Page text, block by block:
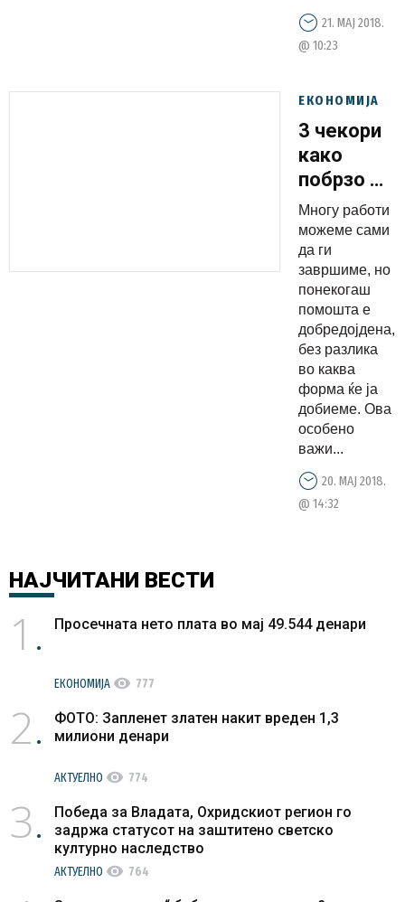
21. МАЈ 2018.
@ 10:23
ЕКОНОМИЈА
3 чекори
како
побрзо да
се
зближите
со вашите
нови
колеги
Многу работи
можеме сами
да ги
завршиме, но
понекогаш
помошта е
добредојдена,
без разлика
во каква
форма ќе ја
добиеме. Ова
особено
важи...
20. МАЈ 2018.
@ 14:32
НАЈЧИТАНИ ВЕСТИ
1 Просечната нето плата во мај 49.544 денари
ЕКОНОМИЈА visibility 777
2
ФОТО: Запленет златен накит вреден 1,3
милиони денари
АКТУЕЛНО visibility 774
3
Победа за Владата, Охридскиот регион го
задржа статусот на заштитено светско
културно наследство
АКТУЕЛНО visibility 764